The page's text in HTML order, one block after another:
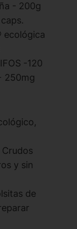
- 200g
ecológica
-120
250mg
y sin
de